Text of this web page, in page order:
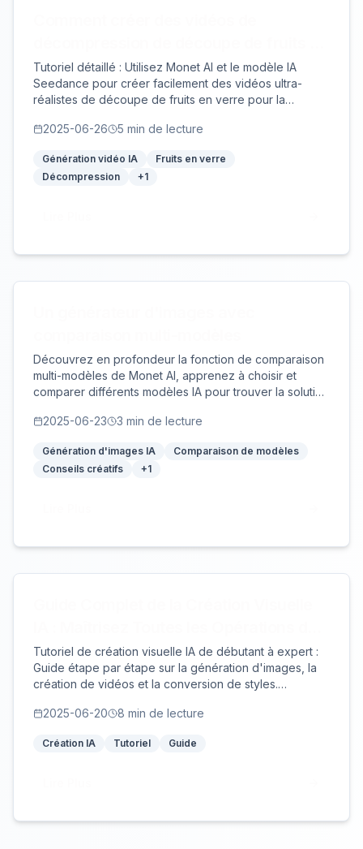
verre avec Seedance à faible coût
Tutoriel détaillé : Utilisez Monet AI et le modèle IA
Seedance pour créer facilement des vidéos ultra-
réalistes de découpe de fruits en verre pour la
production vidéo, guide complet du flux de travail pour
2025-06-26 5 min de lecture
Génération vidéo IA
Fruits en verre
Décompression
+1
Découvrez en profondeur la fonction de comparaison
multi-modèles de Monet AI, apprenez à choisir et
comparer différents modèles IA pour trouver la solution
2025-06-23
3 min de lecture
Génération d'images IA
Comparaison de modèles
Conseils créatifs
+1
Base en 5 Minutes
Tutoriel de création visuelle IA de débutant à expert :
Guide étape par étape sur la génération d'images, la
création de vidéos et la conversion de styles.
les fonctions pratiques de création IA.
2025-06-20 8 min de lecture
Création IA Tutoriel Guide